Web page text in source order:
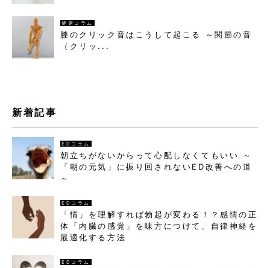
健康コラム
膝のクリック音はこうして起こる ～関節の音
（クリッ...
新着記事
EDコラム
朝立ちがないからって心配しなくてもいい ～
「朝の元気」に振り回されないED改善への道
～
EDコラム
「情」を理解すれば勃起が変わる！？感情の正
体「内臓の感覚」を味方につけて、自律神経を
最適化する方法
EDコラム